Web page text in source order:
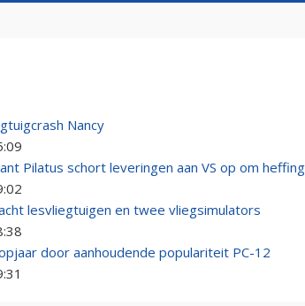
Nancy
Pilatus schort leveringen aan VS op om
lesvliegtuigen en twee vliegsimulators
door aanhoudende populariteit PC-12